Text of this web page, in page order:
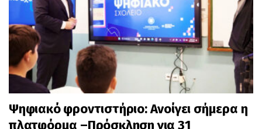
Ψηφιακό φροντιστήριο: Ανοίγει σήμερα η
πλατφόρμα –Πρόσκληση για 31